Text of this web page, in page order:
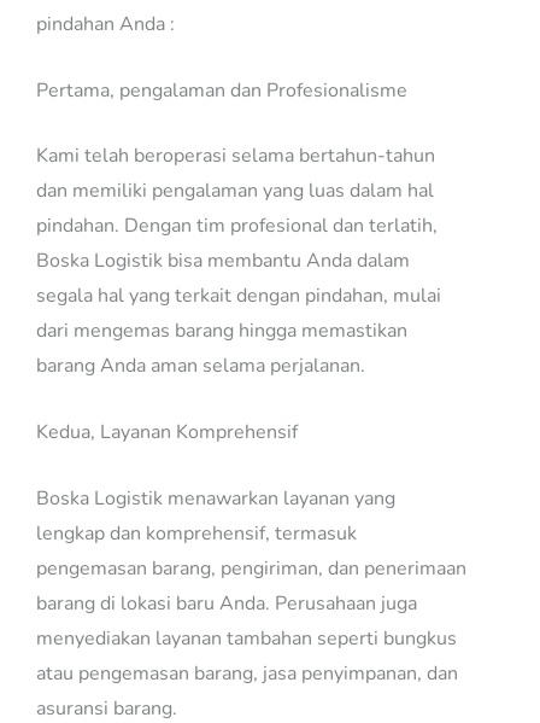
pindahan Anda :
Pertama, pengalaman dan Profesionalisme
Kami telah beroperasi selama bertahun-tahun
dan memiliki pengalaman yang luas dalam hal
pindahan. Dengan tim profesional dan terlatih,
Boska Logistik bisa membantu Anda dalam
segala hal yang terkait dengan pindahan, mulai
dari mengemas barang hingga memastikan
barang Anda aman selama perjalanan.
Kedua, Layanan Komprehensif
Boska Logistik menawarkan layanan yang
lengkap dan komprehensif, termasuk
pengemasan barang, pengiriman, dan penerimaan
barang di lokasi baru Anda. Perusahaan juga
menyediakan layanan tambahan seperti bungkus
atau pengemasan barang, jasa penyimpanan, dan
asuransi barang.